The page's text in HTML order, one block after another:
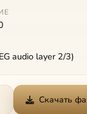
audio layer 2/3)
Скачать